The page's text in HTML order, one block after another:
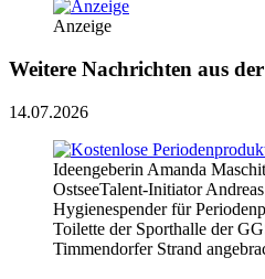
Anzeige
Weitere Nachrichten aus
14.07.2026
Ideengeberin Amanda
OstseeTalent-Initiator
Hygienespender für
Toilette der Sporthalle der
Timmendorfer Strand